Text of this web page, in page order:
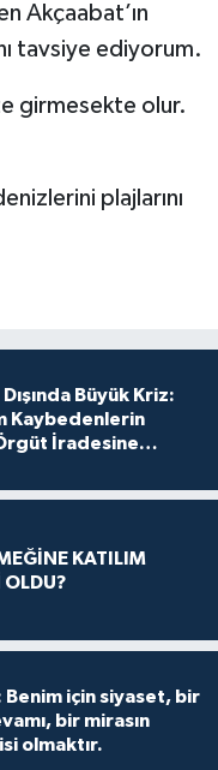
Akçaabat’ın
tavsiye ediyorum.
girmesekte olur.
plajlarını
Büyük Kriz:
Kaybedenlerin
İradesine
KATILIM
OLDU?
Benim için siyaset, bir
bir mirasın
olmaktır.